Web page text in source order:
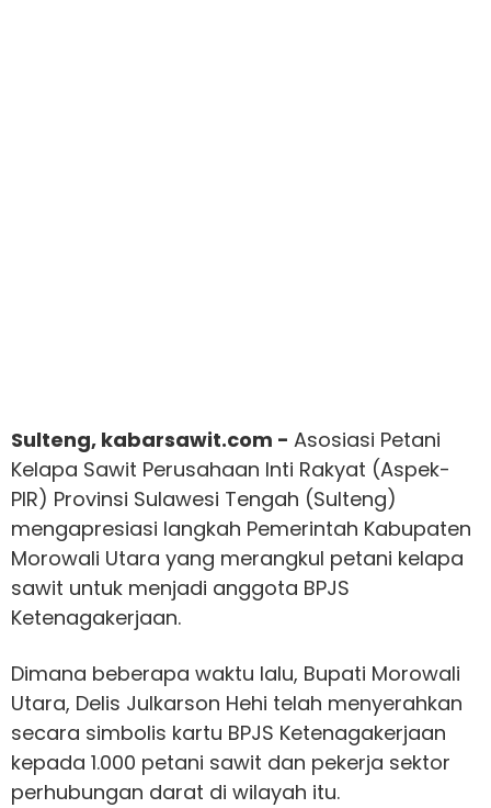
Sulteng, kabarsawit.com - Asosiasi Petani
Kelapa Sawit Perusahaan Inti Rakyat (Aspek-
PIR) Provinsi Sulawesi Tengah (Sulteng)
mengapresiasi langkah Pemerintah Kabupaten
Morowali Utara yang merangkul petani kelapa
sawit untuk menjadi anggota BPJS
Ketenagakerjaan.
Dimana beberapa waktu lalu, Bupati Morowali
Utara, Delis Julkarson Hehi telah menyerahkan
secara simbolis kartu BPJS Ketenagakerjaan
kepada 1.000 petani sawit dan pekerja sektor
perhubungan darat di wilayah itu.